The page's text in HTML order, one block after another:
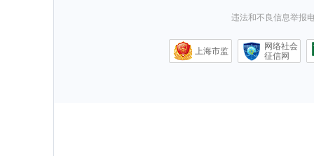
违法和不良信息举报
上海市监
网络社会
征信网